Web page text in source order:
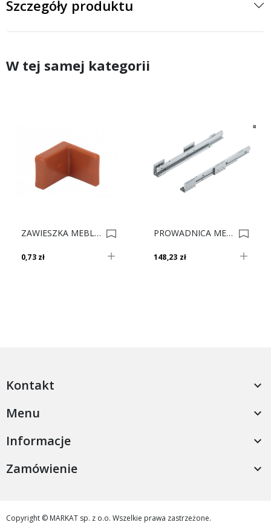
Szczegóły produktu
W tej samej kategorii
ZAWIESZKA MEBLOWA SŁOWACKA CALVADOS 0003328
0,73 zł
PROWADNICA MERIVOBOX BZ 453.5501BZ 70kg 0021619
148,23 zł
Kontakt 
Menu 
Informacje 
Zamówienie 
Copyright © MARKAT sp. z o.o. Wszelkie prawa zastrzeżone.